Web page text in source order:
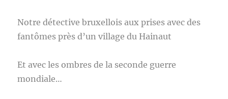
Notre détective bruxellois aux prises avec des
fantômes près d’un village du Hainaut
Et avec les ombres de la seconde guerre
mondiale…